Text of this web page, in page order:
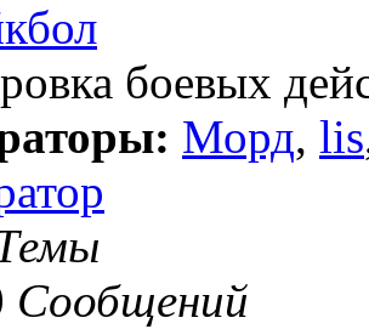
боевых
Морд, lis
Сообщений